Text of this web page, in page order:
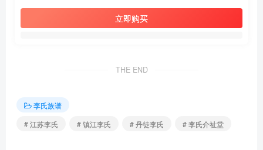
立即购买
THE END
李氏族谱
# 江苏李氏
# 镇江李氏 # 丹徒李氏 # 李氏介祉堂